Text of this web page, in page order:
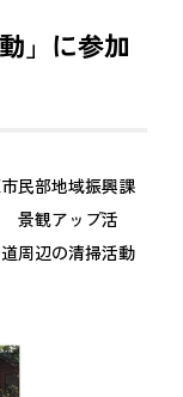
」に参加
民部地域振興課
景観アップ活
周辺の清掃活動